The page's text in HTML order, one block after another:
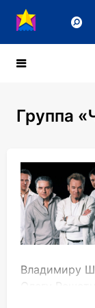
Группа
Владимиру